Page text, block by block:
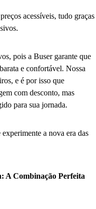
acessíveis, tudo graças
pois a Buser garante que
e confortável. Nossa
e é por isso que
com desconto, mas
para sua jornada.
a nova era das
A Combinação Perfeita